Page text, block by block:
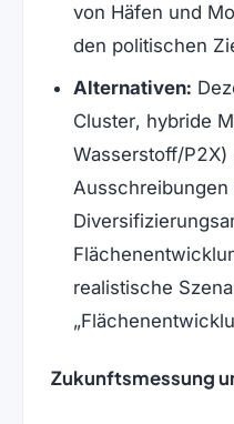
von Häfen und
den politischen
Alternativen:
Cluster, hybride
Wasserstoff/
Ausschreibungen
realistische
Zukunftsmessung